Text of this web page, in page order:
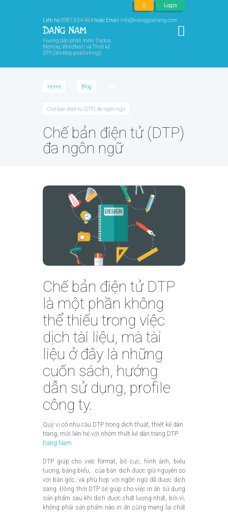
Login
Liên hệ0987 634 454 hoặc Email info@hoanggiatrang.com
Hướng dẫn phần mềm Trados,
Memoq, Wordfast | và Thiết kế
DTP (Desktop publishing).
Home Blog
Chế bản điện tử (DTP) đa ngôn ngữ
Chế bản điện tử (DTP)
đa ngôn ngữ
Chế bản điện tử DTP
là một phần không
thể thiếu trong việc
dịch tài liệu, mà tài
liệu ở đây là những
cuốn sách, hướng
dẫn sử dụng, profile
công ty.
Quý vị có nhu cầu DTP trong dịch thuật, thiết kế dàn
trang, mời liên hệ với nhóm thiết kế dàn trang DTP
Đặng Nam
DTP giúp cho việc format, bố cục, hình ảnh, biểu
tượng, bảng biểu,.. của bản dịch được giữ nguyên so
với bản gốc, và phù hợp với ngôn ngữ đã được dịch
sang. Đồng thời DTP sẽ giúp cho việc in ấn sử dụng
sản phẩm sau khi dịch được chất lượng nhất, bởi vì,
không phải sản phẩm nào in ấn cũng mang lại chất